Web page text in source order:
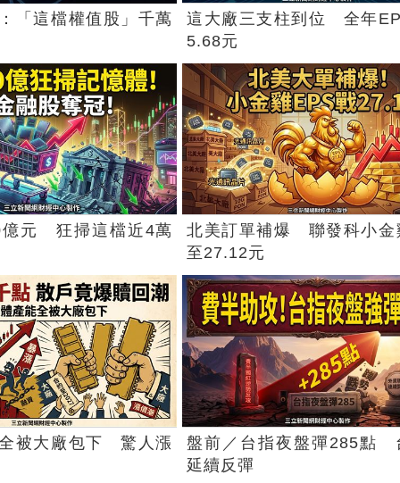
「這檔權值股」千萬
這大廠三支柱到位 全年
5.68元
億元 狂掃這檔近4萬
北美訂單補爆 聯發科小金
至27.12元
被大廠包下 驚人漲
盤前／台指夜盤彈285點
延續反彈